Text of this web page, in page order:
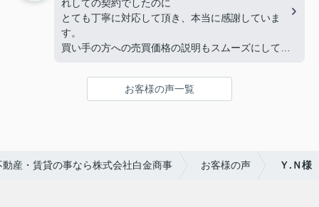
れしての契約でしたのに
とても丁寧に対応して頂き、本当に感謝していま
す。
買い手の方への売買価格の説明もスムーズにして頂
契約時の書類の準備もとても丁寧で大変お世話にな
お客様の声一覧
産・賃貸の事なら株式会社白金商事 お客様の声 Ｙ.Ｎ様